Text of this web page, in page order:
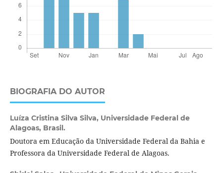
BIOGRAFIA DO AUTOR
Luíza Cristina Silva Silva, Universidade Federal de
Alagoas, Brasil.
Doutora em Educação da Universidade Federal da Bahia e
Professora da Universidade Federal de Alagoas.